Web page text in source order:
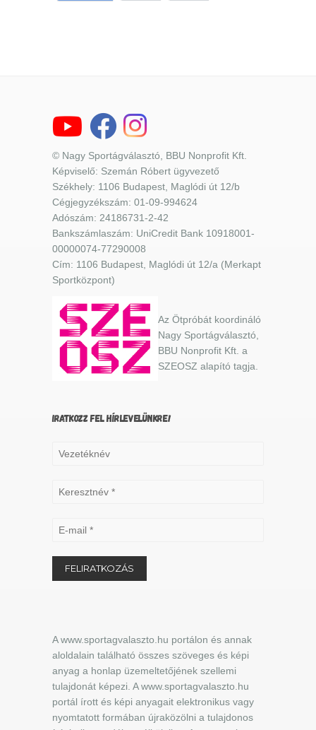
© Nagy Sportágválasztó, BBU Nonprofit Kft.
Képviselő: Szemán Róbert ügyvezető
Székhely: 1106 Budapest, Maglódi út 12/b
Cégjegyzékszám: 01-09-994624
Adószám: 24186731-2-42
Bankszámlaszám: UniCredit Bank 10918001-
00000074-77290008
Cím: 1106 Budapest, Maglódi út 12/a (Merkapt
Sportközpont)
Az Ötpróbát koordináló
Nagy Sportágválasztó,
BBU Nonprofit Kft. a
SZEOSZ alapító tagja.
IRATKOZZ FEL HÍRLEVELÜNKRE!
A www.sportagvalaszto.hu portálon és annak
aloldalain található összes szöveges és képi
anyag a honlap üzemeltetőjének szellemi
tulajdonát képezi. A www.sportagvalaszto.hu
portál írott és képi anyagait elektronikus vagy
nyomtatott formában újraközölni a tulajdonos